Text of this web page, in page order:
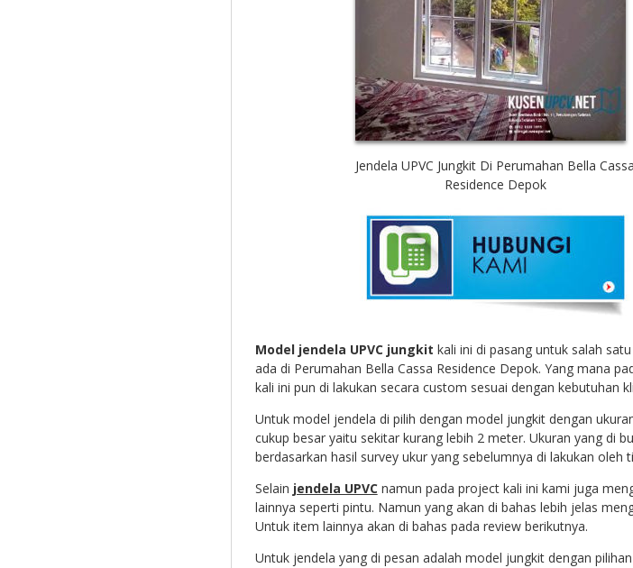
Jendela UPVC Jungkit Di Perumahan Bella Cassa
Residence Depok
Model jendela UPVC jungkit kali ini di pasang untuk salah
ada di Perumahan Bella Cassa Residence Depok. Yang mana
kali ini pun di lakukan secara custom sesuai dengan kebutuhan
Untuk model jendela di pilih dengan model jungkit dengan
cukup besar yaitu sekitar kurang lebih 2 meter. Ukuran yang di
berdasarkan hasil survey ukur yang sebelumnya di lakukan oleh
Selain jendela UPVCnamun pada project kali ini kami juga
lainnya seperti pintu. Namun yang akan di bahas lebih jelas
Untuk item lainnya akan di bahas pada review berikutnya.
Untuk jendela yang di pesan adalah model jungkit dengan